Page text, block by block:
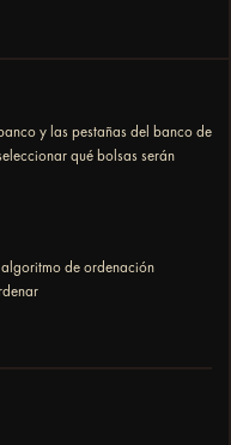
y las pestañas del banco de
qué bolsas serán
de ordenación